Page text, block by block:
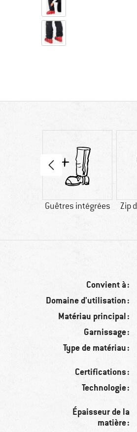
Guêtres intégrées Zip
Convient à :
Domaine d'utilisation :
Matériau principal :
Garnissage :
Type de matériau :
Certifications :
Technologie :
Épaisseur de la
matière :